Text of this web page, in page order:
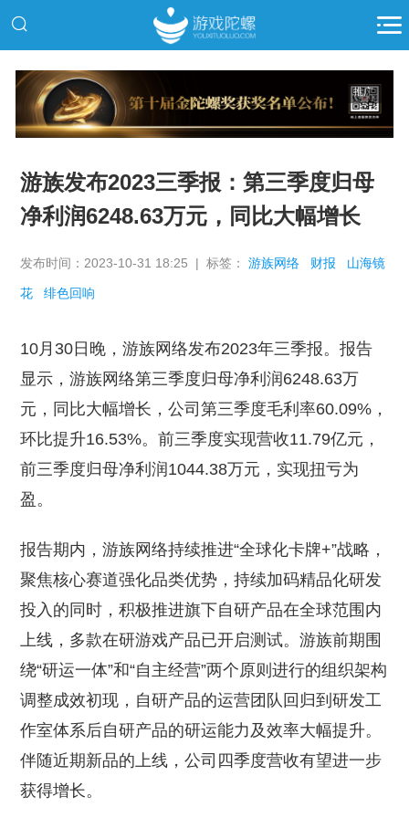
推广
游族发布2023三季报：第三季度归母
净利润6248.63万元，同比大幅增长
发布时间：2023-10-31 18:25 | 标签：游族网络 财报 山海镜
花 绯色回响
10月30日晚，游族网络发布2023年三季报。报告
显示，游族网络第三季度归母净利润6248.63万
元，同比大幅增长，公司第三季度毛利率60.09%，
环比提升16.53%。前三季度实现营收11.79亿元，
前三季度归母净利润1044.38万元，实现扭亏为
盈。
报告期内，游族网络持续推进“全球化卡牌+”战略，
聚焦核心赛道强化品类优势，持续加码精品化研发
投入的同时，积极推进旗下自研产品在全球范围内
上线，多款在研游戏产品已开启测试。游族前期围
绕“研运一体”和“自主经营”两个原则进行的组织架构
调整成效初现，自研产品的运营团队回归到研发工
作室体系后自研产品的研运能力及效率大幅提升。
伴随近期新品的上线，公司四季度营收有望进一步
获得增长。